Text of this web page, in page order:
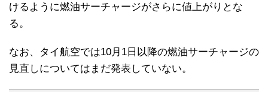
けるように燃油サーチャージがさらに値上がりとな
る。
なお、タイ航空では10月1日以降の燃油サーチャージの
見直しについてはまだ発表していない。